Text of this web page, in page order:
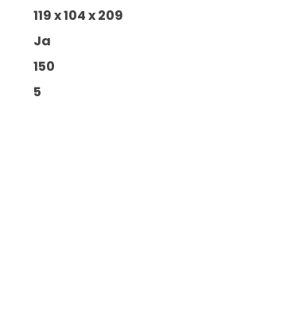
119 x 104 x 209
Ja
150
5